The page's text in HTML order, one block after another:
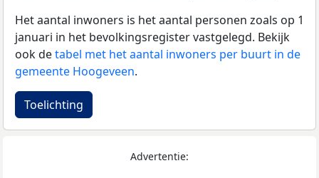
Het aantal inwoners is het aantal personen zoals op 1
januari in het bevolkingsregister vastgelegd. Bekijk
ook detabel met het aantal inwoners per buurt in de
gemeente Hoogeveen.
Toelichting
Advertentie: